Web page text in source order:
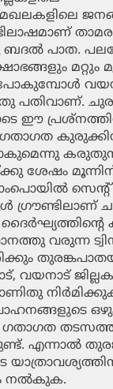
പാത.
മറ്റും
പതിവാണ്.
ഈ
ശേഷം
സെന്റ്
വരുന്ന
വയനാട്
ഗതാഗത
എന്നാല്‍
നല്‍കുക.